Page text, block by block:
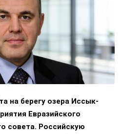
на берегу озера Иссык-
Евразийского
совета. Российскую